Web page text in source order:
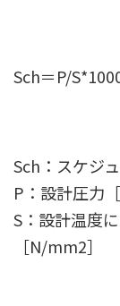
Sch＝P/
Sch：スケジ
P：設計圧力［
S：設計温度
［N/mm2］